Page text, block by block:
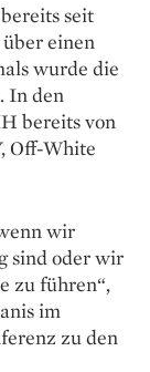
seit
einen
wurde die
In den
bereits von
Off-White
wir
sind oder wir
zu führen“,
im
zu den